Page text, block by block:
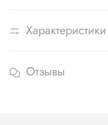
Характеристики
Отзывы